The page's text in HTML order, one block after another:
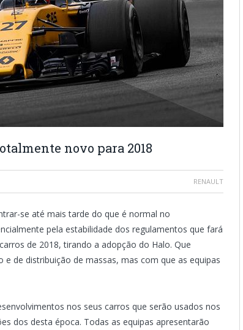
novo para 2018
RENAULT
se até mais tarde do que é normal no
pela estabilidade dos regulamentos que fará
de 2018, tirando a adopção do Halo. Que
de distribuição de massas, mas com que as equipas
nos seus carros que serão usados nos
dos desta época. Todas as equipas apresentarão